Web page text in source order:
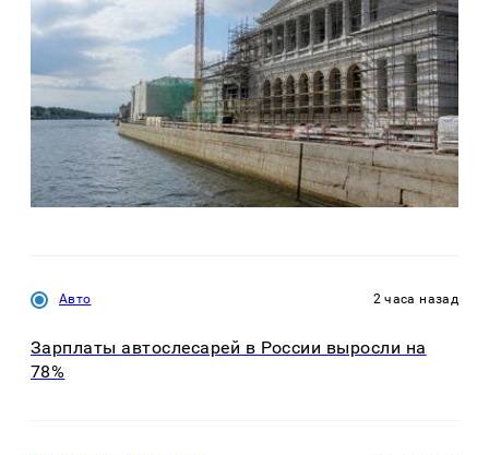
Авто 2 часа назад
Зарплаты автослесарей в России выросли на
78%